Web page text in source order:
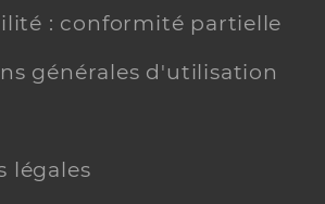
: conformité partielle
générales d'utilisation
légales